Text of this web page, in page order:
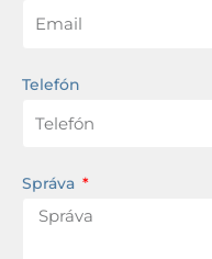
Telefón
Správa